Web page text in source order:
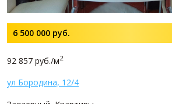
6 500 000 руб.
92 857 руб./м2
ул Бородина, 12/4